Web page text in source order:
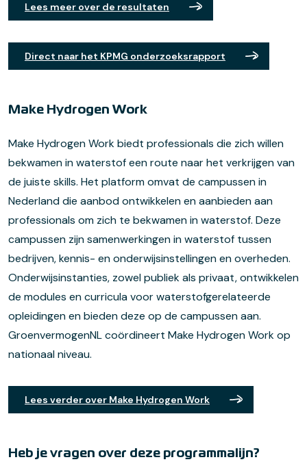
Lees meer over de resultaten
Direct naar het KPMG onderzoeksrapport
Make Hydrogen Work
Make Hydrogen Work biedt professionals die zich willen
bekwamen in waterstof een route naar het verkrijgen van
de juiste skills. Het platform omvat de campussen in
Nederland die aanbod ontwikkelen en aanbieden aan
professionals om zich te bekwamen in waterstof. Deze
campussen zijn samenwerkingen in waterstof tussen
bedrijven, kennis- en onderwijsinstellingen en overheden.
Onderwijsinstanties, zowel publiek als privaat, ontwikkelen
de modules en curricula voor waterstofgerelateerde
opleidingen en bieden deze op de campussen aan.
GroenvermogenNL coördineert Make Hydrogen Work op
nationaal niveau.
Lees verder over Make Hydrogen Work
Heb je vragen over deze programmalijn?